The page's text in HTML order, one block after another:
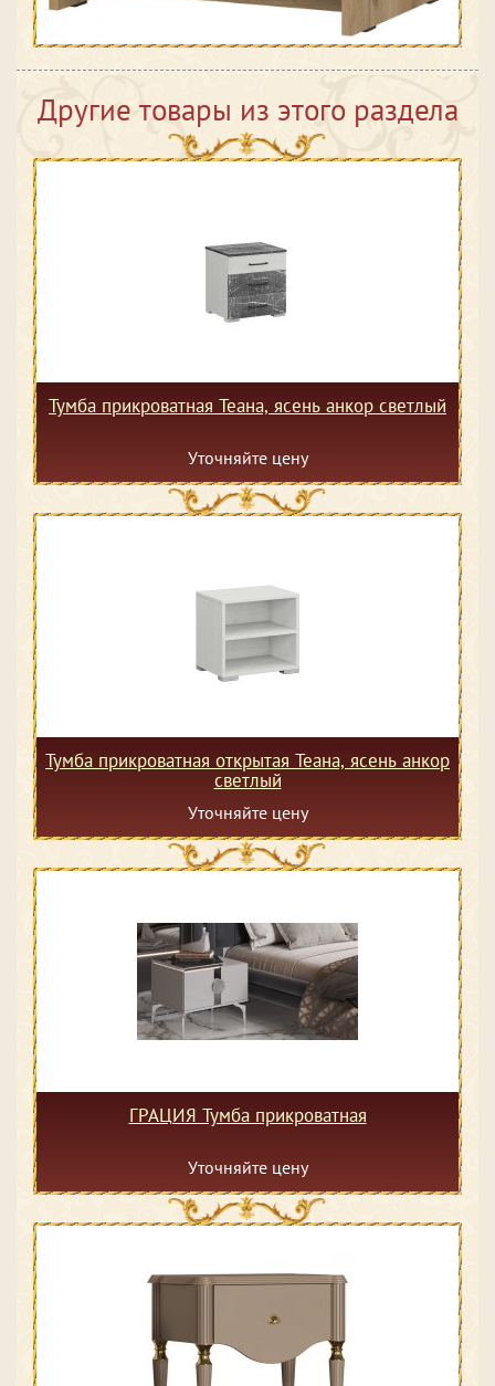
Другие товары из этого раздела
Тумба прикроватная Теана, ясень анкор светлый
Уточняйте цену
Тумба прикроватная открытая Теана, ясень анкор
светлый
Уточняйте цену
ГРАЦИЯ Тумба прикроватная
Уточняйте цену